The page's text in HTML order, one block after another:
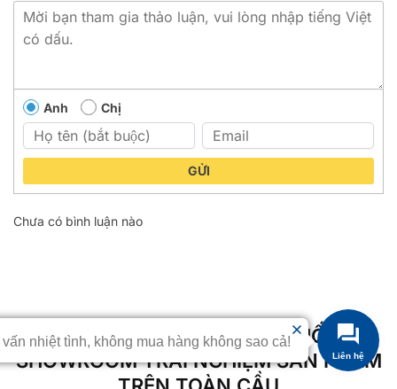
Anh Chị
GỬI
Chưa có bình luận nào
HỆ THỐNG ĐẠI LÝ PHÂN PHỐI &
SHOWROOM TRẢI NGHIỆM SẢN PHẨM
Liên hệ
nhiệt tình, không mua hàng không sao cả!